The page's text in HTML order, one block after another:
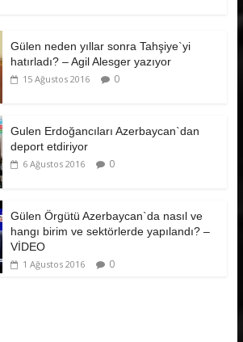
Gülen neden yıllar sonra Tahşiye`yi
hatırladı? – Agil Alesger yazıyor
15 Ağustos 2016 0
Gulen Erdoğancıları Azerbaycan`dan
deport etdiriyor
6 Ağustos 2016 0
Gülen Örgütü Azerbaycan`da nasıl ve
hangı birim ve sektörlerde yapılandı? –
VİDEO
1 Ağustos 2016 0